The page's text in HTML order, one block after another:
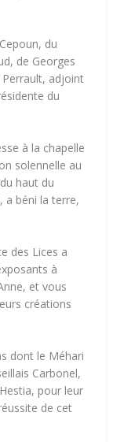
du
de Georges
adjoint
du
à la chapelle
solennelle au
haut du
a béni la terre,
des Lices a
à
et vous
créations
dont le Méhari
Carbonel,
pour leur
de cet